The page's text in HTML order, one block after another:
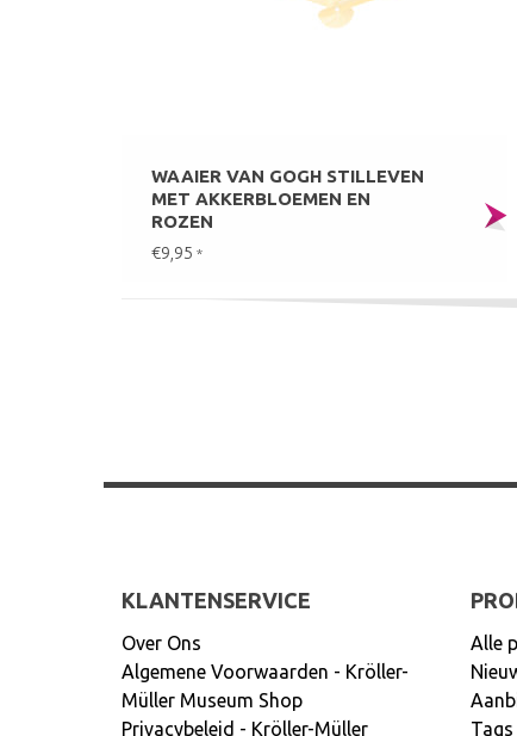
WAAIER VAN GOGH STILLEVEN
MET AKKERBLOEMEN EN
ROZEN
€9,95 *
KLANTENSERVICE
Over Ons
Algemene Voorwaarden - Kröller-
Müller Museum Shop
Privacybeleid - Kröller-Müller
Alle
Tags